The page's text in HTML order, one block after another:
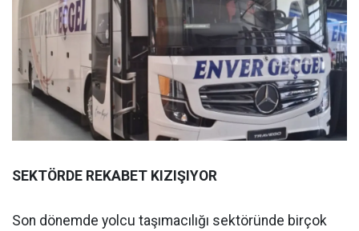
SEKTÖRDE REKABET KIZIŞIYOR
Son dönemde yolcu taşımacılığı sektöründe birçok